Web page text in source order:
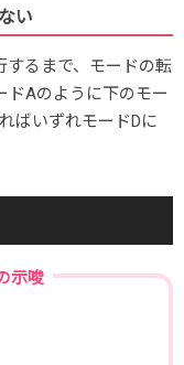
い
するまで、モードの転
ドAのように下のモー
ばいずれモードDに
示唆